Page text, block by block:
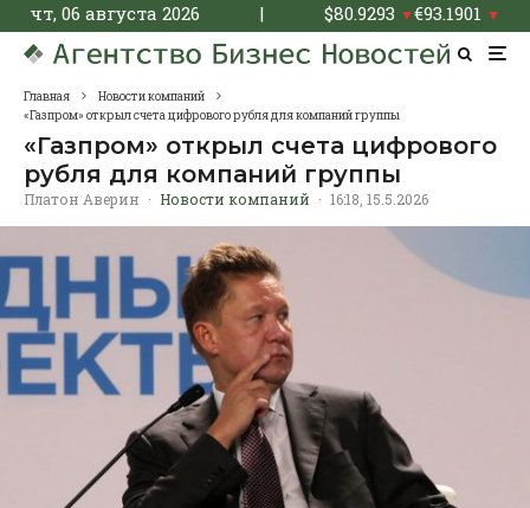
чт, 06 августа 2026 | $80.9293 ▼€93.1901 ▼
Главная
Новости компаний
«Газпром» открыл счета цифрового рубля для компаний группы
«Газпром» открыл счета цифрового
рубля для компаний группы
Платон Аверин · Новости компаний · 16:18, 15.5.2026